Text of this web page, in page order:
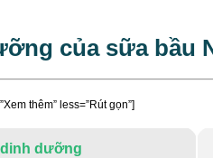
của sữa bầu
thêm” less=”Rút gọn”]
dưỡng